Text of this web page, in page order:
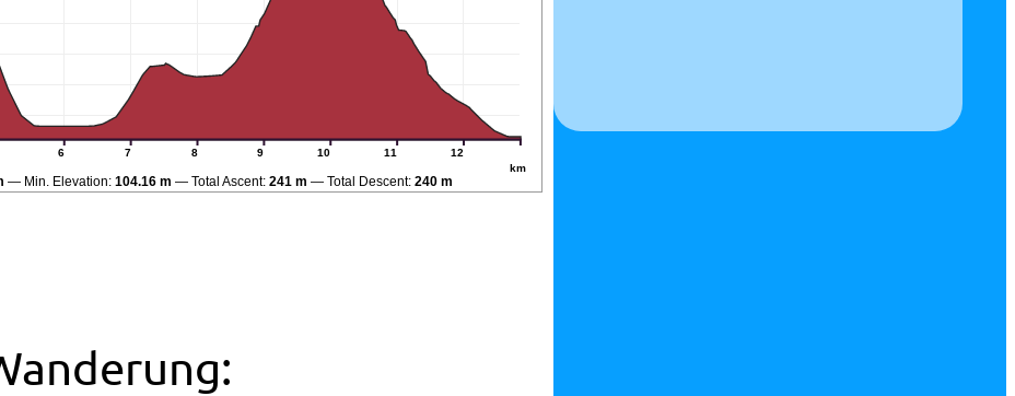
6 7 8 9 10 11 12
km
Min. Elevation:104.16 m Total Ascent:241 m Total Descent:240 m